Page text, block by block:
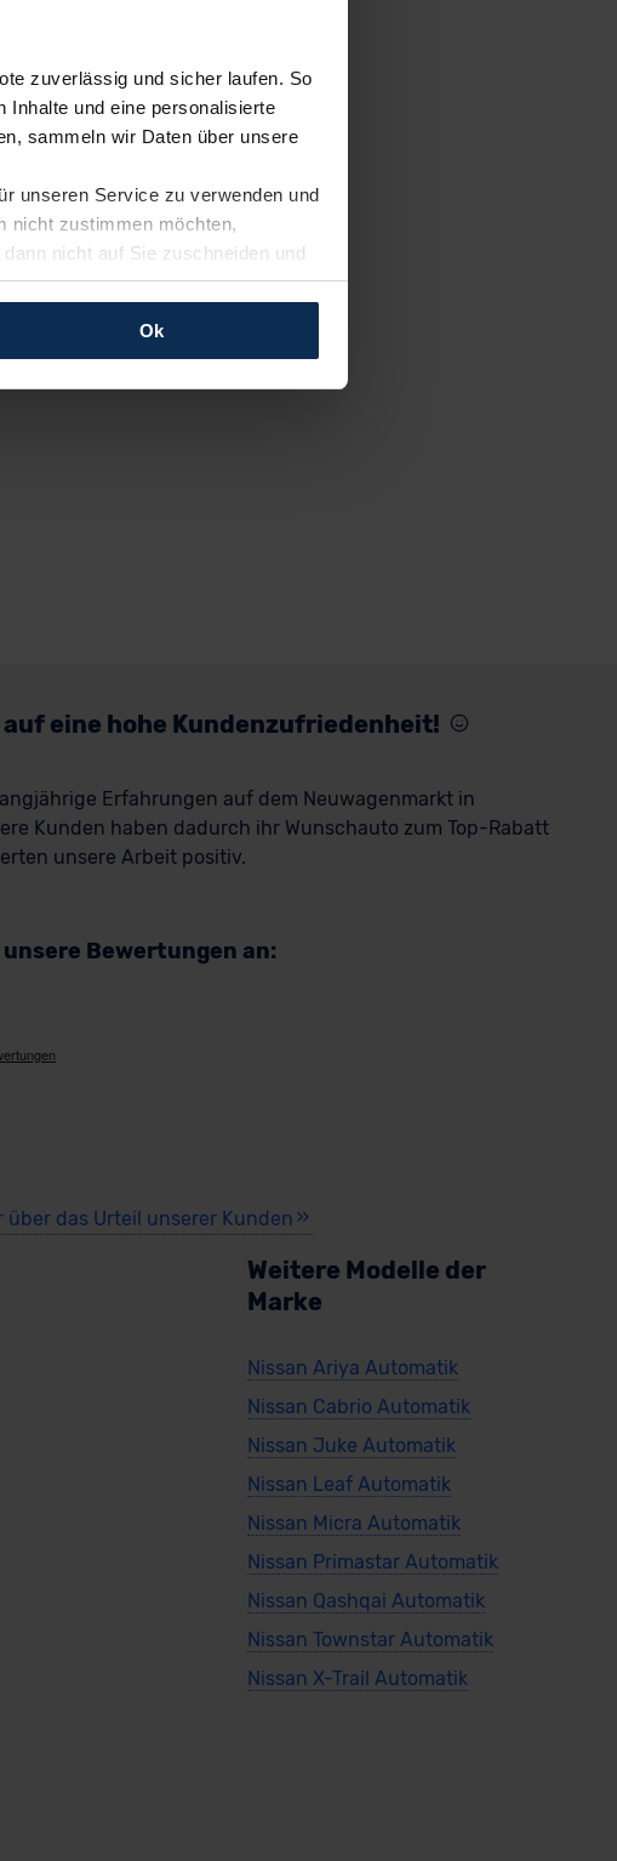
zuverlässig und sicher laufen. So
Inhalte und eine personalisierte
sammeln wir Daten über unsere
unseren Service zu verwenden und
nicht zustimmen möchten,
nicht auf Sie zuschneiden und
Einstellungen jederzeit anpassen
Ok
auf eine hohe Kundenzufriedenheit!
Erfahrungen auf dem Neuwagenmarkt in
Kunden haben dadurch ihr Wunschauto zum Top-Rabatt
unsere Arbeit positiv.
unsere Bewertungen an:
über das Urteil unserer Kunden
Weitere Modelle der
Marke
Nissan Ariya Automatik
Nissan Cabrio Automatik
Nissan Juke Automatik
Nissan Leaf Automatik
Nissan Micra Automatik
Nissan Primastar Automatik
Nissan Qashqai Automatik
Nissan Townstar Automatik
Nissan X-Trail Automatik